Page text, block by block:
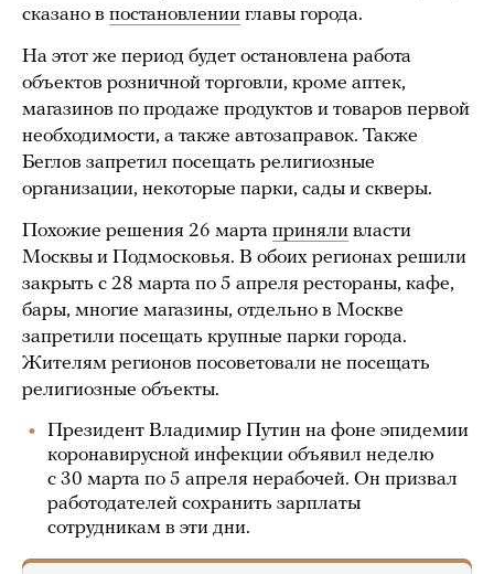
сказано в постановлении главы города.
На этот же период будет остановлена работа
объектов розничной торговли, кроме аптек,
магазинов по продаже продуктов и товаров первой
необходимости, а также автозаправок. Также
Беглов запретил посещать религиозные
организации, некоторые парки, сады и скверы.
Похожие решения 26 марта приняли власти
Москвы и Подмосковья. В обоих регионах решили
закрыть с 28 марта по 5 апреля рестораны, кафе,
бары, многие магазины, отдельно в Москве
запретили посещать крупные парки города.
Жителям регионов посоветовали не посещать
религиозные объекты.
Президент Владимир Путин на фоне эпидемии
коронавирусной инфекции объявил неделю
с 30 марта по 5 апреля нерабочей. Он призвал
работодателей сохранить зарплаты
сотрудникам в эти дни.